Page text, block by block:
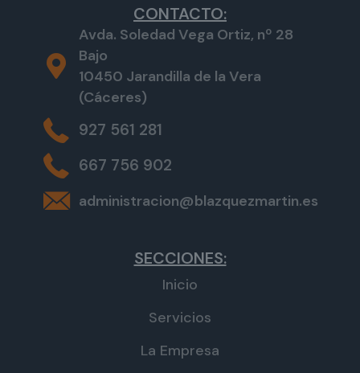
CONTACTO:
Avda. Soledad Vega Ortiz, nº 28
Bajo
10450 Jarandilla de la Vera
(Cáceres)
927 561 281
667 756 902
administracion@blazquezmartin.es
SECCIONES:
Inicio
Servicios
La Empresa